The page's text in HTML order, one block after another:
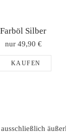
Farböl Silber
nur 49,90 €
KAUFEN